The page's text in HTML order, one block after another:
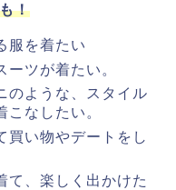
！
服を着たい
ツが着たい。
のような、スタイル
なしたい。
買い物やデートをし
て、楽しく出かけた